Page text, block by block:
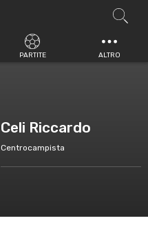
PARTITE ALTRO
Celi Riccardo
Centrocampista